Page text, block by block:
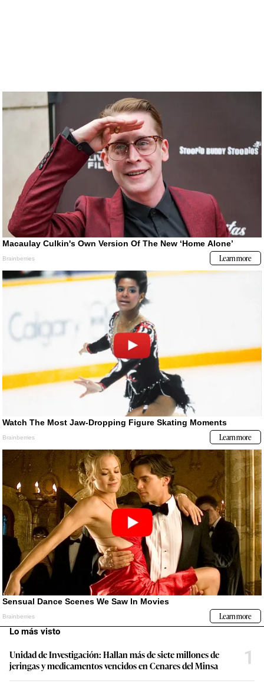
Lo más visto
Unidad de Investigación: Hallan más de siete millones de
jeringas y medicamentos vencidos en Cenares del Minsa
1